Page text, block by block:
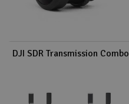
DJI SDR Transmission Combo